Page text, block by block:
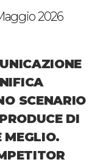
2026
SCENARIO
DI
MEGLIO.